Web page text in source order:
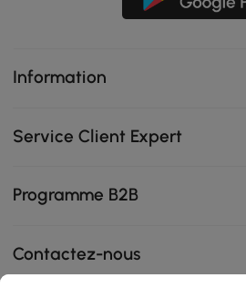
Information
Service Client Expert
Programme B2B
Contactez-nous